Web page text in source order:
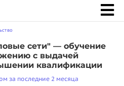
сети" — обучение
с выдачей
квалификации
за последние 2 месяца